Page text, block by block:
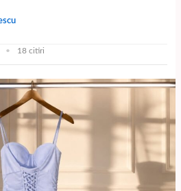
18 citiri